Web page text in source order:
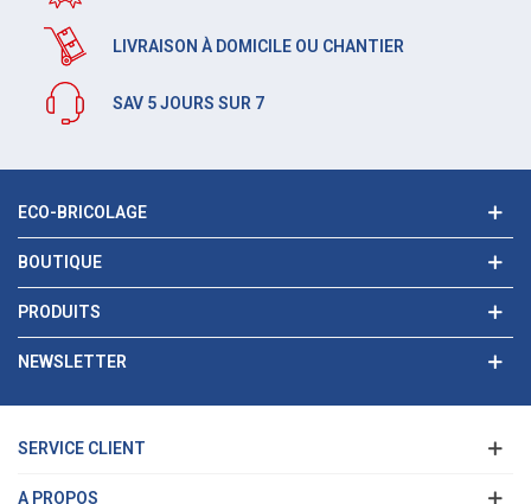
LIVRAISON À DOMICILE OU CHANTIER
SAV 5 JOURS SUR 7
ECO-BRICOLAGE
BOUTIQUE
PRODUITS
NEWSLETTER
SERVICE CLIENT
A PROPOS